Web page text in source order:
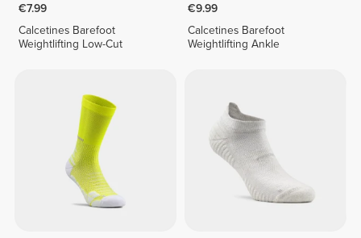
€7.99
Calcetines Barefoot
Weightlifting Low-Cut
€9.99
Calcetines Barefoot
Weightlifting Ankle